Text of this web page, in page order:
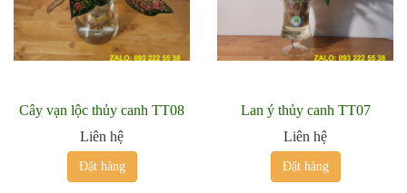
Cây vạn lộc thủy canh TT08
Liên hệ
Đặt hàng
Lan ý thủy canh TT07
Liên hệ
Đặt hàng